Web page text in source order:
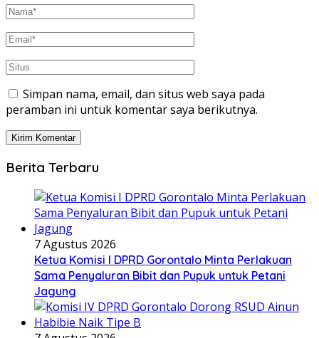
Simpan nama, email, dan situs web saya pada
peramban ini untuk komentar saya berikutnya.
Berita Terbaru
7 Agustus 2026
Ketua Komisi I DPRD Gorontalo Minta Perlakuan
Sama Penyaluran Bibit dan Pupuk untuk Petani
Jagung